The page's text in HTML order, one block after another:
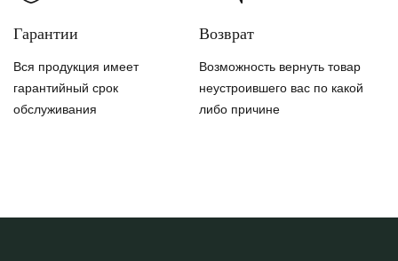
Гарантии
Вся продукция имеет
гарантийный срок
обслуживания
Возврат
Возможность вернуть товар
неустроившего вас по какой
либо причине